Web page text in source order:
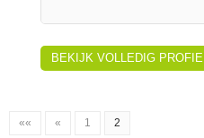
BEKIJK VOLLEDIG PROFIEL
«« « 1 2